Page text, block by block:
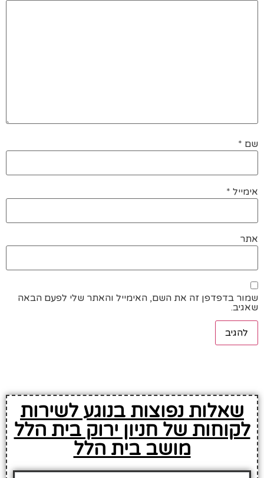
שם *
אימייל *
אתר
שמור בדפדפן זה את השם, האימייל והאתר שלי לפעם הבאה
שאגיב.
שאלות נפוצות בנוגע לשירות
לקוחות של חניון ירוק בית הלל
מושב בית הלל